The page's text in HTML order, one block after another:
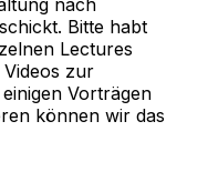
Bitte habt
Lectures
zur
Vorträgen
können wir das